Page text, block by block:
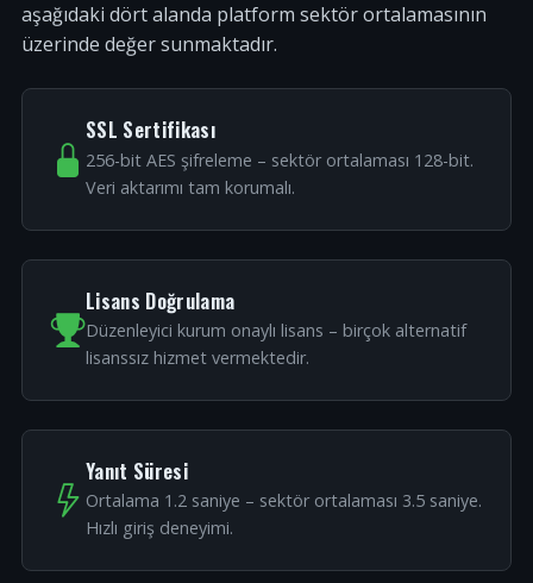
aşağıdaki dört alanda platform sektör ortalamasının
üzerinde değer sunmaktadır.
SSL Sertifikası
256-bit AES şifreleme – sektör ortalaması 128-bit.
Veri aktarımı tam korumalı.
Lisans Doğrulama
Düzenleyici kurum onaylı lisans – birçok alternatif
lisanssız hizmet vermektedir.
Yanıt Süresi
Ortalama 1.2 saniye – sektör ortalaması 3.5 saniye.
Hızlı giriş deneyimi.